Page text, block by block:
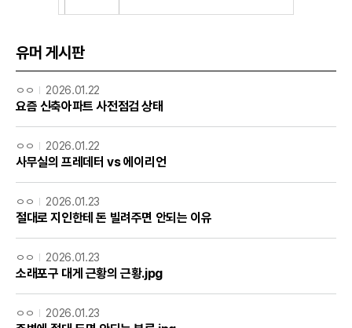
유머 게시판
ㅇㅇ 2026.01.22
요즘 신축아파트 사전점검 상태
ㅇㅇ 2026.01.22
사무실의 프레데터 vs 에이리언
ㅇㅇ 2026.01.23
절대로 지인한테 돈 빌려주면 안되는 이유
ㅇㅇ 2026.01.23
소래포구 대게 근황의 근황.jpg
ㅇㅇ 2026.01.23